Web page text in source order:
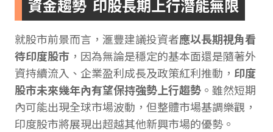
資金趨勢 印股長期上行潛能無限
就股市前景而言，滙豐建議投資者應以長期視角看
待印度股市 ，因為無論是穩定的基本面還是隨著外
資持續流入、企業盈利成長及政策紅利推動， 印度
股市未來幾年內有望保持強勢上行趨勢 。雖然短期
內可能出現全球市場波動，但整體市場基調樂觀，
印度股市將展現出超越其他新興市場的優勢。